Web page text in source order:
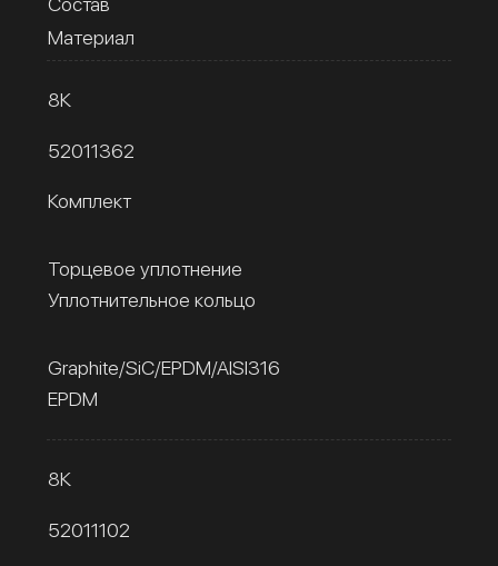
Материал
8К
52011362
Комплект
Торцевое уплотнение
Уплотнительное кольцо
Graphite/SiC/EPDM/AISI316
EPDM
8К
52011102